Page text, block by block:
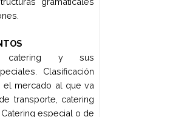
preliminares de las
primas: deshuesado,
troceado, entre
cocción combinados: